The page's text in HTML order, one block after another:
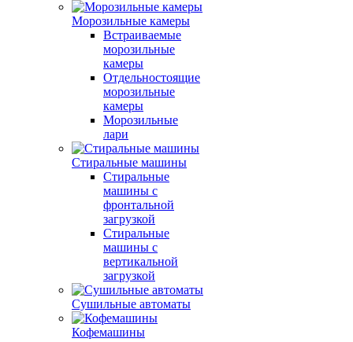
Морозильные камеры
Встраиваемые
морозильные
камеры
Отдельностоящие
морозильные
камеры
Морозильные
лари
Стиральные машины
Стиральные
машины с
фронтальной
загрузкой
Стиральные
машины с
вертикальной
загрузкой
Сушильные автоматы
Кофемашины